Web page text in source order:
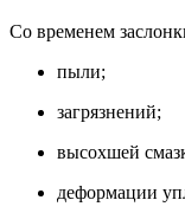
Со временем
пыли;
загрязнений;
высохшей
деформации